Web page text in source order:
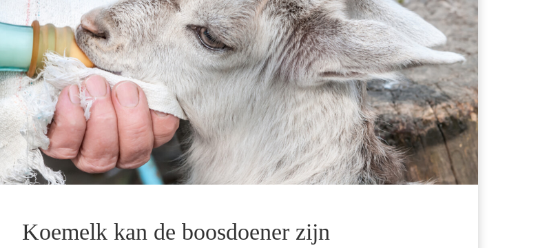
Koemelk kan de boosdoener zijn